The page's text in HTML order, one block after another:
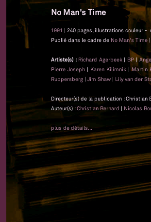
No Man's Time
1991 | 240 pages, illustrations couleur -
Publié dans le cadre de No Man's Time |
Artiste(s) : Richard Agerbeek| BP |
Pierre Joseph| Karen Kilimnik|Martin
Ruppersberg | Jim Shaw | Lily van der
Directeur(s) de la publication : Christian
Auteur(s) :Christian Bernard | Nicolas
plus de détails...